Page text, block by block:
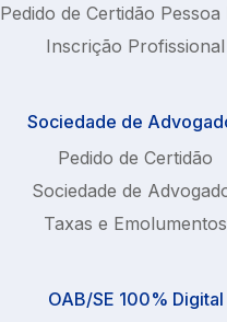
Pedido de Certidão Pessoa
Inscrição Profissional
Sociedade de
Pedido de Certidão
Sociedade de
Taxas e Emolumentos
OAB/SE 100% Digital